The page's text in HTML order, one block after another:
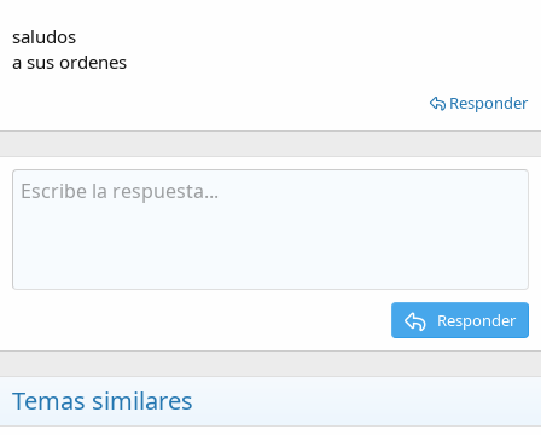
saludos
a sus ordenes
Responder
Responder
Temas similares